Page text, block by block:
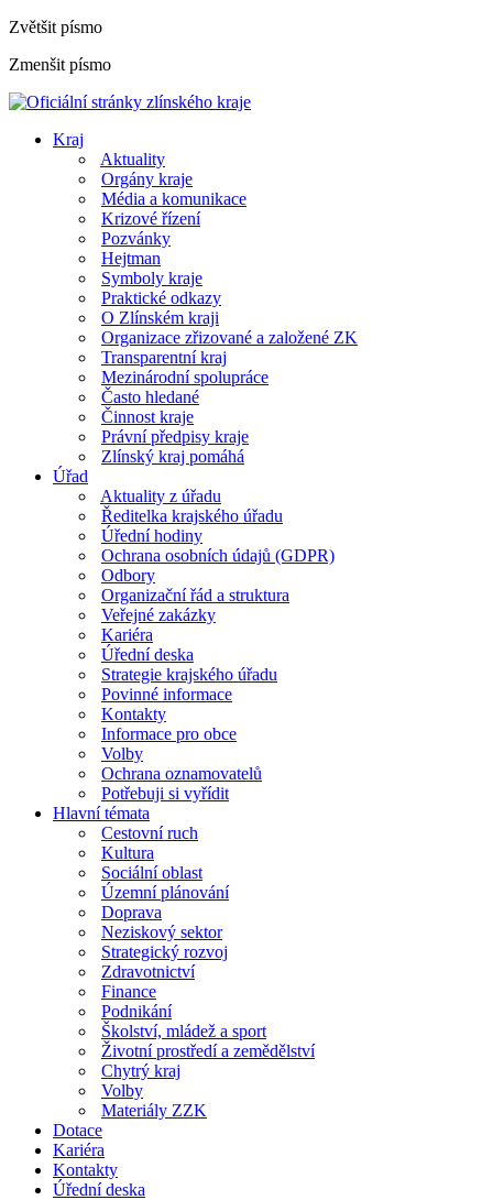
Zvětšit písmo
Zmenšit písmo
Kraj
Aktuality
Orgány kraje
Média a komunikace
Krizové řízení
Pozvánky
Hejtman
Symboly kraje
Praktické odkazy
O Zlínském kraji
Organizace zřizované a založené ZK
Transparentní kraj
Mezinárodní spolupráce
Často hledané
Činnost kraje
Právní předpisy kraje
Zlínský kraj pomáhá
Úřad
Aktuality z úřadu
Ředitelka krajského úřadu
Úřední hodiny
Ochrana osobních údajů (GDPR)
Odbory
Organizační řád a struktura
Veřejné zakázky
Kariéra
Úřední deska
Strategie krajského úřadu
Povinné informace
Kontakty
Informace pro obce
Volby
Ochrana oznamovatelů
Potřebuji si vyřídit
Hlavní témata
Cestovní ruch
Kultura
Sociální oblast
Územní plánování
Doprava
Neziskový sektor
Strategický rozvoj
Zdravotnictví
Finance
Podnikání
Školství, mládež a sport
Životní prostředí a zemědělství
Chytrý kraj
Volby
Materiály ZZK
Dotace
Kariéra
Kontakty
Úřední deska